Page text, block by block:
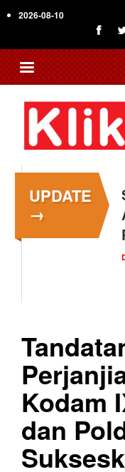
to
content
2026-08-10
UPDATE
→
Kodam
dan